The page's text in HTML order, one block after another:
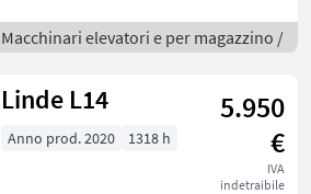
den Betriebsstunden
handelt es sich generell u
Macchinari elevatori e per magazzino /
Linde L14
5.950
€
IVA
indetraibile
Anno prod. 2020 1318 h